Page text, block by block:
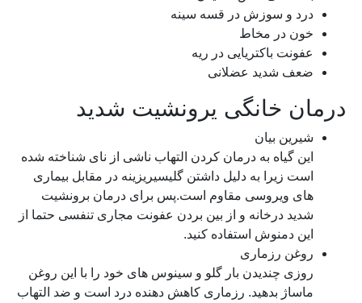
درد و سوزش در قسه سینه
خون در مخاط
عفونت باکتریایی در ریه
ضعف شدید عضلانی
درمان خانگی یرونشیت شدید
شیرین بیان
این گیاه به درمان کردن التهاب ناشی از نای شناخته شده
است زیرا به دلیل داشتن گلیسیریزینه در مقابل بیماری
های ویروسی مقاوم است.پس برای درمان برونشیت
شدید درخانه و از بین بردن عفونت مجاری تنفسی حتما از
این دمنوش استفاده کنید.
روغن رزماری
روزی چندیدن بار گلو و سینوس های خود را با این روغن
ماساژ بدهید. رزماری کاهش دهنده درد است و ضد التهاب